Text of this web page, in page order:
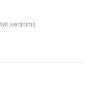
įvertinimą